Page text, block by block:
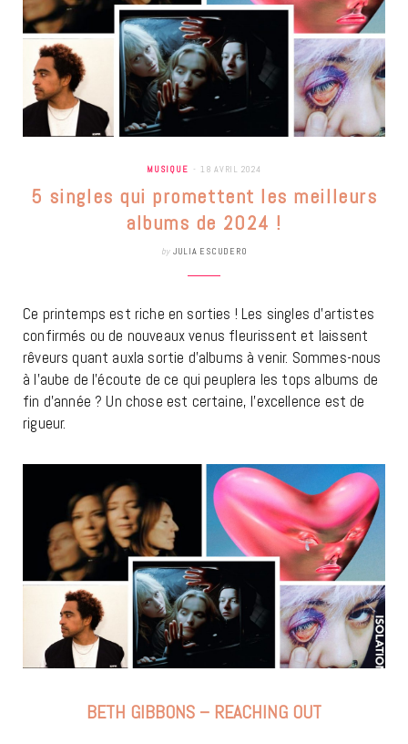
MUSIQUE 18 AVRIL 2024
5 singles qui promettent les meilleurs
albums de 2024 !
by JULIA ESCUDERO
Ce printemps est riche en sorties ! Les singles d’artistes
confirmés ou de nouveaux venus fleurissent et laissent
rêveurs quant auxla sortie d’albums à venir. Sommes-nous
à l’aube de l’écoute de ce qui peuplera les tops albums de
fin d’année ? Un chose est certaine, l’excellence est de
rigueur.
BETH GIBBONS – REACHING OUT